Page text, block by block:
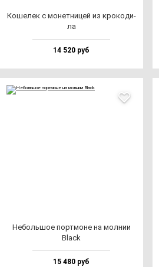
Коше­лек с мо­нет­ни­цей из кро­ко­ди­
ла
14 520 руб
Неболь­шое пор­тмо­не на мол­нии
Black
15 480 руб